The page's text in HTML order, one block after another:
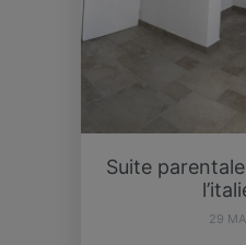
Suite
29